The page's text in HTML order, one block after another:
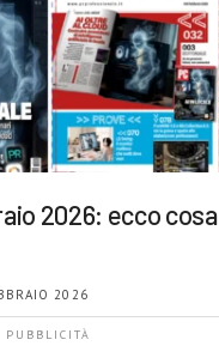
2026: ecco cosa
2026